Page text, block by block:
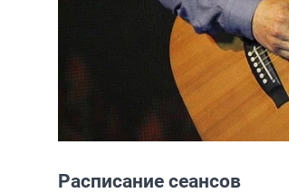
Расписание сеансов